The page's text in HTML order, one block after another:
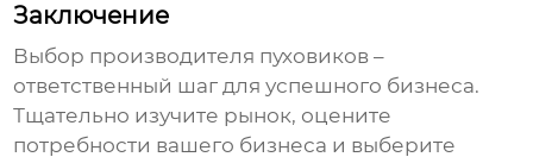
Заключение
Выбор производителя пуховиков –
ответственный шаг для успешного бизнеса.
Тщательно изучите рынок, оцените
потребности вашего бизнеса и выберите